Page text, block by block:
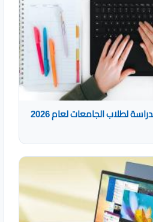
أفضل أجهزة اللاب توب للدراسة لطلاب الجامعات لعام 2026